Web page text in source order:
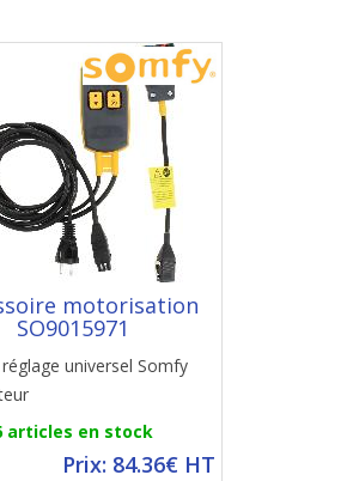
motorisation
SO9015971
universel Somfy
articles en stock
Prix: 84.36€ HT